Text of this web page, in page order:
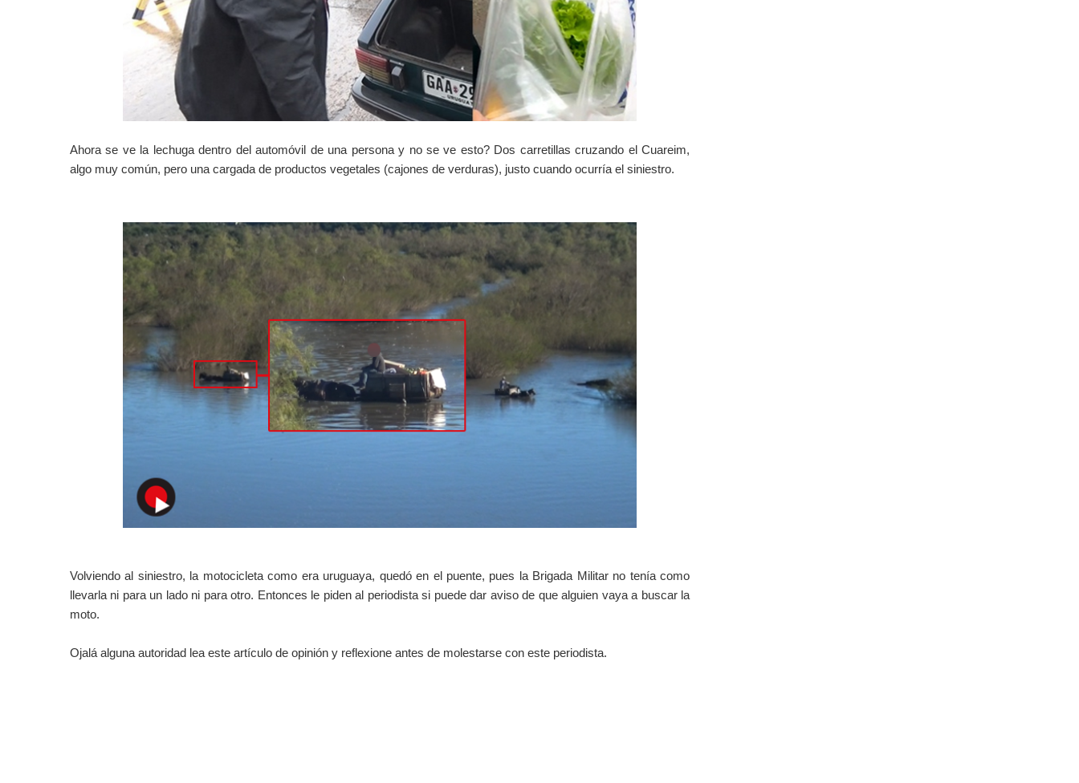
Ahora se ve la lechuga dentro del automóvil de una persona y no se ve esto? Dos carretillas cruzando el Cuareim,
algo muy común, pero una cargada de productos vegetales (cajones de verduras), justo cuando ocurría el siniestro.
Volviendo al siniestro, la motocicleta como era uruguaya, quedó en el puente, pues la Brigada Militar no tenía como
llevarla ni para un lado ni para otro. Entonces le piden al periodista si puede dar aviso de que alguien vaya a buscar la
moto.
Ojalá alguna autoridad lea este artículo de opinión y reflexione antes de molestarse con este periodista.